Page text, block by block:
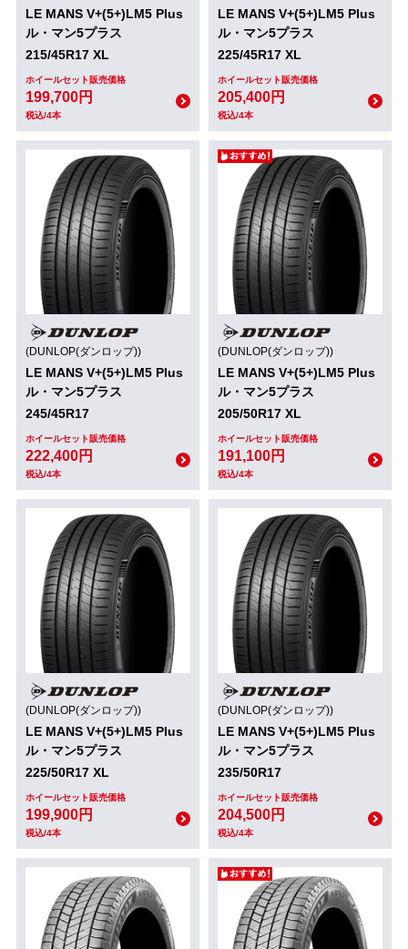
LE MANS V+(5+)LM5 Plus
ル・マン5プラス
215/45R17 XL
ホイールセット販売価格
199,700円
税込/4本
LE MANS V+(5+)LM5 Plus
ル・マン5プラス
225/45R17 XL
ホイールセット販売価格
205,400円
税込/4本
(DUNLOP(ダンロップ))
LE MANS V+(5+)LM5 Plus
ル・マン5プラス
245/45R17
ホイールセット販売価格
222,400円
税込/4本
(DUNLOP(ダンロップ))
LE MANS V+(5+)LM5 Plus
ル・マン5プラス
205/50R17 XL
ホイールセット販売価格
191,100円
税込/4本
(DUNLOP(ダンロップ))
LE MANS V+(5+)LM5 Plus
ル・マン5プラス
225/50R17 XL
ホイールセット販売価格
199,900円
税込/4本
(DUNLOP(ダンロップ))
LE MANS V+(5+)LM5 Plus
ル・マン5プラス
235/50R17
ホイールセット販売価格
204,500円
税込/4本